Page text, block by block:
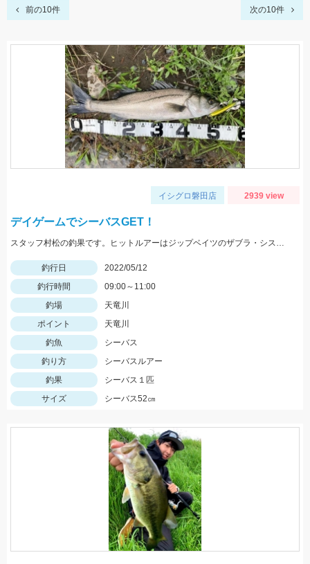
前の10件 次の10件
イシグロ磐田店 2939 view
デイゲームでシーバスGET！
スタッフ村松の釣果です。ヒットルアーはジップベイツのザブラ・システムミノー9Fタイダルにて！
釣行日
2022/05/12
釣行時間
09:00～11:00
釣場
天竜川
ポイント
天竜川
釣魚
シーバス
釣り方
シーバスルアー
釣果
シーバス１匹
サイズ
シーバス52㎝